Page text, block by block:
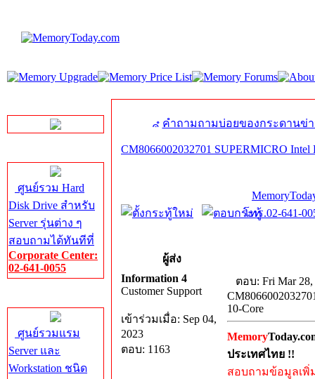
ศูนย์รวม Hard
Disk Drive สำหรับ
Server รุ่นต่าง ๆ
สอบถามได้ทันทีที่
Corporate Center:
02-641-0055
ศูนย์รวมแรม
Server และ
Workstation ชนิด
คำถามถามบ่อยของกระดานข่
CM8066002032701 SUPERMICRO Intel
โทร.02-641-
ผู้ส่ง
Information 4
Customer Support
เข้าร่วมเมื่อ: Sep 04,
2023
ตอบ: 1163
ตอบ: Fri Mar 28,
10-Core
Memory
ประเทศไทย !!
สอบถามข้อมูลเพิ่